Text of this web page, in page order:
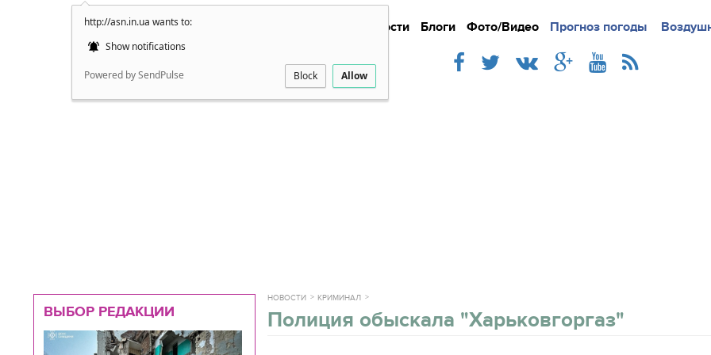
http://asn.in.ua wants to:
Show notifications
Powered by SendPulse Block Allow
Новости Блоги Фото/Видео Прогноз погоды
Подробно Новости
ВЫБОР РЕДАКЦИИ
НОВОСТИ КРИМИНАЛ
Полиция обыскала "Харьковгоргаз"